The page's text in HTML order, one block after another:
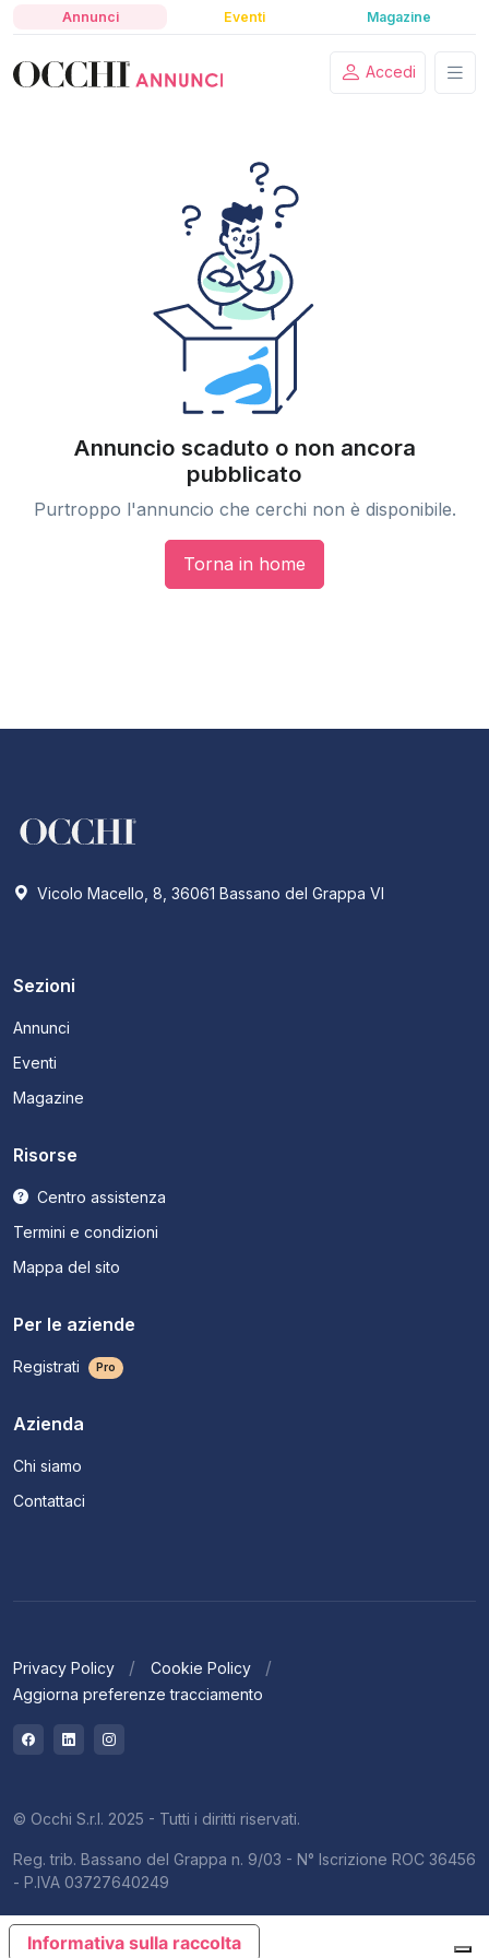
Annunci Eventi Magazine
Accedi
Annuncio scaduto o non ancora
pubblicato
Purtroppo l'annuncio che cerchi non è disponibile.
Torna in home
Vicolo Macello, 8, 36061 Bassano del Grappa VI
Sezioni
Annunci
Eventi
Magazine
Risorse
Centro assistenza
Termini e condizioni
Mappa del sito
Per le aziende
Registrati Pro
Azienda
Chi siamo
Contattaci
Privacy Policy
Cookie Policy
Aggiorna preferenze tracciamento
© Occhi S.r.l. 2025 - Tutti i diritti riservati.
Reg. trib. Bassano del Grappa n. 9/03 - N° Iscrizione ROC 36456
- P.IVA 03727640249
Informativa sulla raccolta